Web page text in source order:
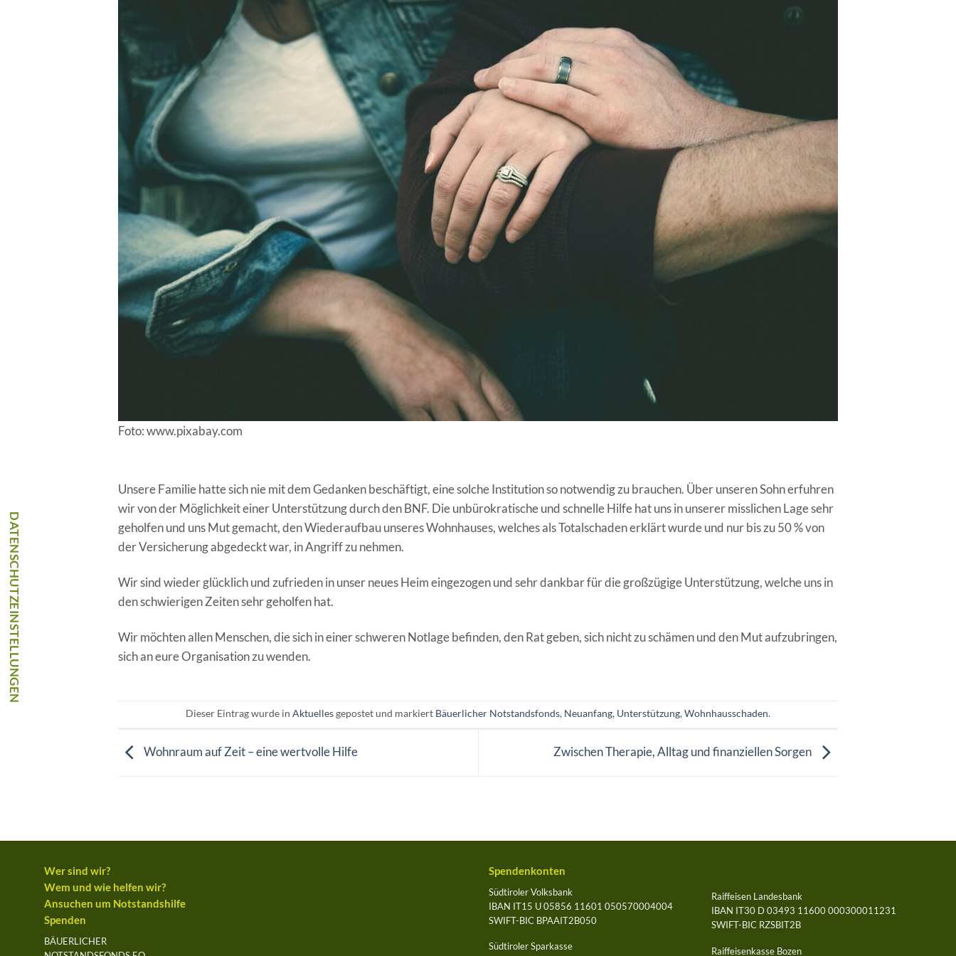
Foto: www.pixabay.com
Unsere Familie hatte sich nie mit dem Gedanken beschäftigt, eine solche Institution so notwendig zu brauchen. Über unseren Sohn erfuhren
wir von der Möglichkeit einer Unterstützung durch den BNF. Die unbürokratische und schnelle Hilfe hat uns in unserer misslichen Lage sehr
geholfen und uns Mut gemacht, den Wiederaufbau unseres Wohnhauses, welches als Totalschaden erklärt wurde und nur bis zu 50 % von
der Versicherung abgedeckt war, in Angriff zu nehmen.
Wir sind wieder glücklich und zufrieden in unser neues Heim eingezogen und sehr dankbar für die großzügige Unterstützung, welche uns in
den schwierigen Zeiten sehr geholfen hat.
Wir möchten allen Menschen, die sich in einer schweren Notlage befinden, den Rat geben, sich nicht zu schämen und den Mut aufzubringen,
sich an eure Organisation zu wenden.
Dieser Eintrag wurde in Aktuellesgepostet und markiert Bäuerlicher Notstandsfonds, Neuanfang, Unterstützung,Wohnhausschaden.
Wohnraum auf Zeit – eine wertvolle Hilfe Zwischen Therapie, Alltag und finanziellen Sorgen
Wer sind wir?
Wem und wie helfen wir?
Ansuchen um Notstandshilfe
Spenden
BÄUERLICHER
Spendenkonten
Südtiroler Volksbank
IBAN IT15 U 05856 11601 050570004004
SWIFT-BIC BPAAIT2B050
Südtiroler Sparkasse
Raiffeisen Landesbank
IBAN IT30 D 03493 11600 000300011231
SWIFT-BIC RZSBIT2B
Raiffeisenkasse Bozen